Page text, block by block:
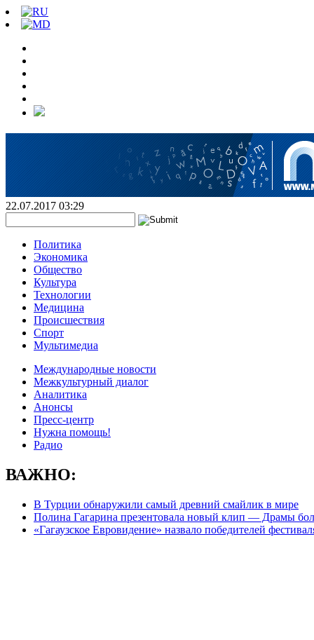
22.07.2017 03:29
Политика
Экономика
Общество
Культура
Технологии
Медицина
Происшествия
Спорт
Мультимедиа
Международные новости
Межкультурный диалог
Аналитика
Анонсы
Пресс-центр
Нужна помощь!
Радио
ВАЖНО:
В Турции обнаружили самый древний смайлик в мире
Полина Гагарина презентовала новый клип — Драмы
«Гагаузское Евровидение» назвало победителей